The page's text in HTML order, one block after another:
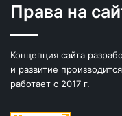
Права на
Концепция сайта
и развитие
работает с 2017 г.